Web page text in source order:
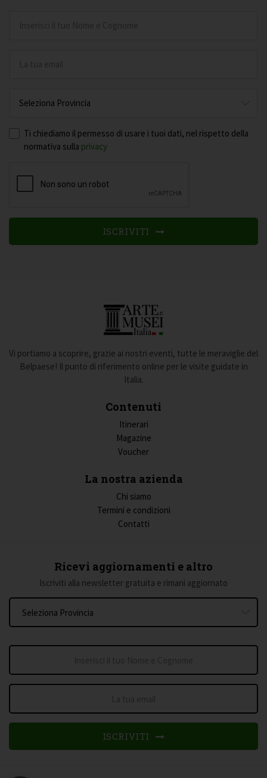
Ti chiediamo il permesso di usare i tuoi dati, nel rispetto della
normativa sulla privacy
ISCRIVITI
Vi portiamo a scoprire, grazie ai nostri eventi, tutte le meraviglie del
Belpaese! Il punto di riferimento online per le visite guidate in
Italia.
Contenuti
Itinerari
Magazine
Voucher
La nostra azienda
Chi siamo
Termini e condizioni
Contatti
Ricevi aggiornamenti e altro
Iscriviti alla newsletter gratuita e rimani aggiornato
ISCRIVITI